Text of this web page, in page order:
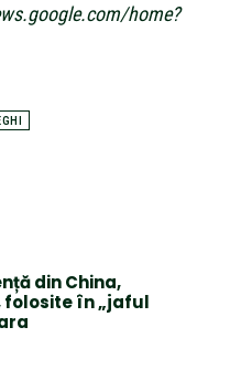
home?
din China,
folosite în „jaful